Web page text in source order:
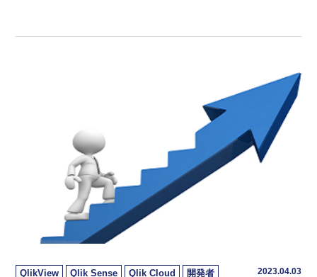
QlikView Qlik Sense Qlik Cloud 開発者 2023.04.03